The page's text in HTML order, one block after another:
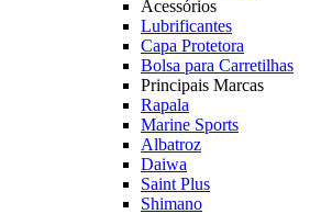
Acessórios
Lubrificantes
Capa Protetora
Bolsa para Carretilhas
Principais Marcas
Rapala
Marine Sports
Albatroz
Daiwa
Saint Plus
Shimano